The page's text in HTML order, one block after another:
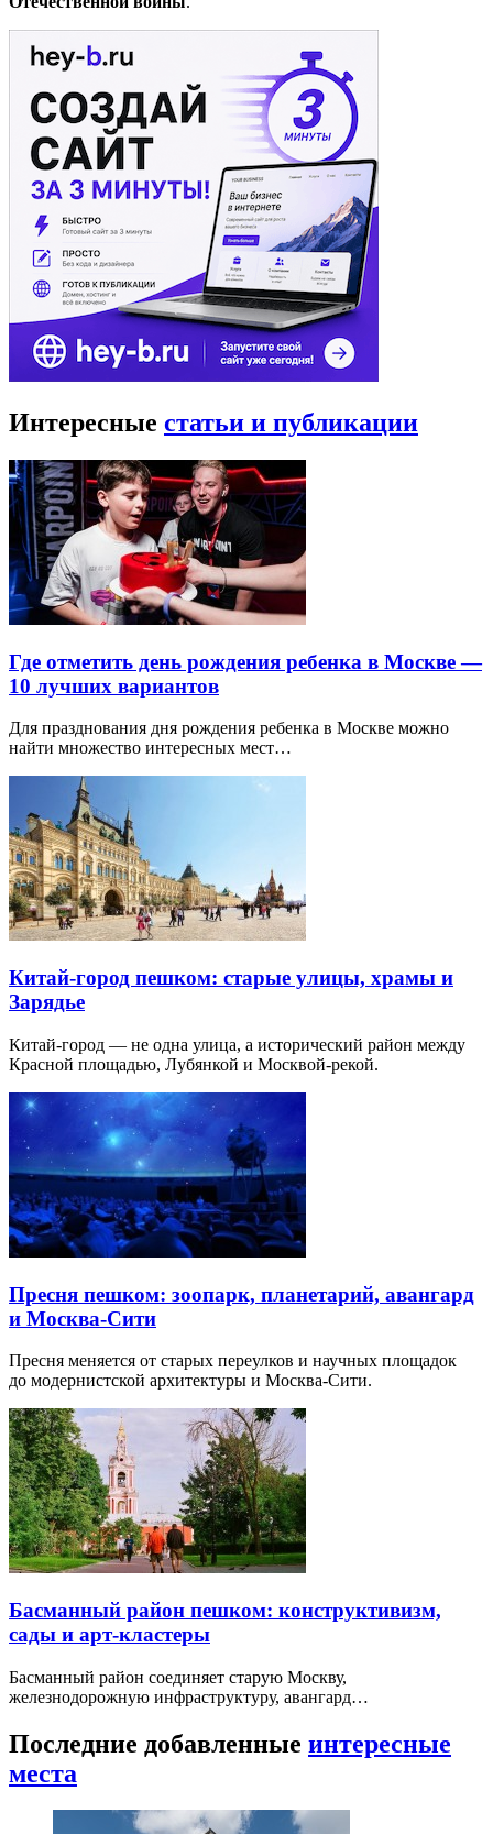
Интересные статьи и публикации
Где отметить день рождения ребенка в Москве —
10 лучших вариантов
Для празднования дня рождения ребенка в Москве можно
найти множество интересных мест…
Китай-город пешком: старые улицы, храмы и
Зарядье
Китай-город — не одна улица, а исторический район между
Красной площадью, Лубянкой и Москвой-рекой.
Пресня пешком: зоопарк, планетарий, авангард
и Москва-Сити
Пресня меняется от старых переулков и научных площадок
до модернистской архитектуры и Москва-Сити.
Басманный район пешком: конструктивизм,
сады и арт-кластеры
Басманный район соединяет старую Москву,
железнодорожную инфраструктуру, авангард…
Последние добавленные интересные
места